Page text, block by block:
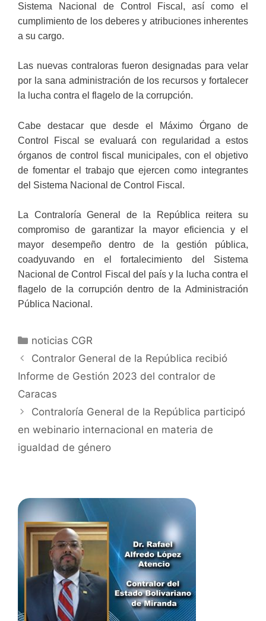
Sistema Nacional de Control Fiscal, así como el
cumplimiento de los deberes y atribuciones inherentes
a su cargo.
Las nuevas contraloras fueron designadas para velar
por la sana administración de los recursos y fortalecer
la lucha contra el flagelo de la corrupción.
Cabe destacar que desde el Máximo Órgano de
Control Fiscal se evaluará con regularidad a estos
órganos de control fiscal municipales, con el objetivo
de fomentar el trabajo que ejercen como integrantes
del Sistema Nacional de Control Fiscal.
La Contraloría General de la República reitera su
compromiso de garantizar la mayor eficiencia y el
mayor desempeño dentro de la gestión pública,
coadyuvando en el fortalecimiento del Sistema
Nacional de Control Fiscal del país y la lucha contra el
flagelo de la corrupción dentro de la Administración
Pública Nacional.
noticias CGR
Contralor General de la República recibió
Informe de Gestión 2023 del contralor de
Caracas
Contraloría General de la República participó
en webinario internacional en materia de
igualdad de género